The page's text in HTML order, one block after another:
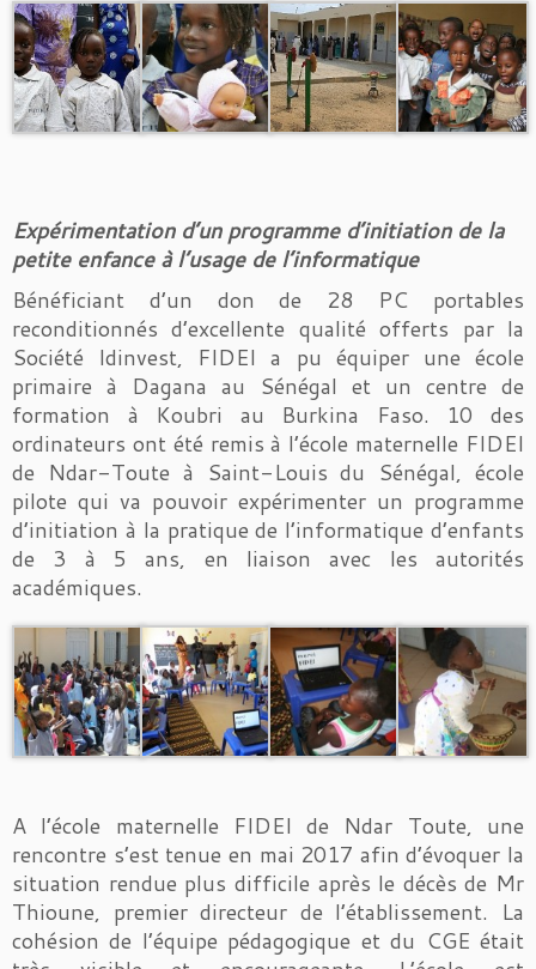
Expérimentation d’un programme d’initiation de la
petite enfance à l’usage de l’informatique
Bénéficiant d’un don de 28 PC portables
reconditionnés d’excellente qualité offerts par la
Société Idinvest, FIDEI a pu équiper une école
primaire à Dagana au Sénégal et un centre de
formation à Koubri au Burkina Faso. 10 des
ordinateurs ont été remis à l’école maternelle FIDEI
de Ndar-Toute à Saint-Louis du Sénégal, école
pilote qui va pouvoir expérimenter un programme
d’initiation à la pratique de l’informatique d’enfants
de 3 à 5 ans, en liaison avec les autorités
académiques.
A l’école maternelle FIDEI de Ndar Toute, une
rencontre s’est tenue en mai 2017 afin d’évoquer la
situation rendue plus difficile après le décès de Mr
Thioune, premier directeur de l’établissement. La
cohésion de l’équipe pédagogique et du CGE était